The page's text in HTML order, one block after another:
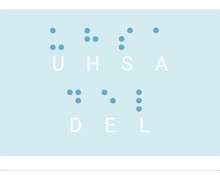
U H S A
D E L